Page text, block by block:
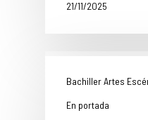
21/11/2025
Bachiller Artes
En portada